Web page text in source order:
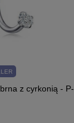
z cyrkonią - P-